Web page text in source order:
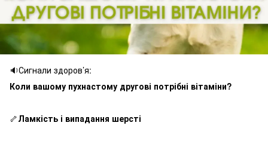
🔉Сигнали здоров’я:
Коли вашому пухнастому другові потрібні вітаміни?
🦴Ламкість і випадання шерсті